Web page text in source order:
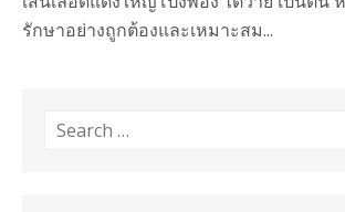
รักษาอย่างถูกต้องและเหมาะสม...
Search